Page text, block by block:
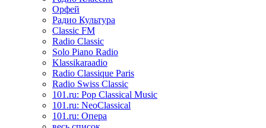
Орфей
Радио Культура
Classic FM
Radio Classic
Solo Piano Radio
Klassikaraadio
Radio Classique Paris
Radio Swiss Classic
101.ru: Pop Classical Music
101.ru: NeoClassical
101.ru: Опера